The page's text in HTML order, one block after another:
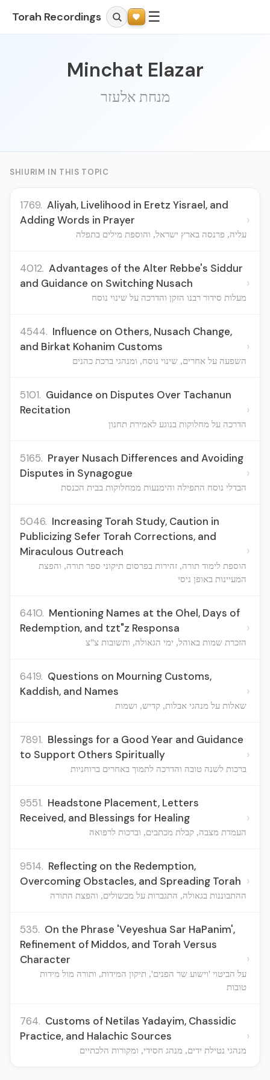
Torah Recordings ☰
Minchat Elazar
מנחת אלעזר
SHIURIM IN THIS TOPIC
1769. Aliyah, Livelihood in Eretz Yisrael, and
Adding Words in Prayer
עליה, פרנסה בארץ ישראל, והוספת מילים בתפלה
›
4012. Advantages of the Alter Rebbe's Siddur
and Guidance on Switching Nusach
מעלות סידור רבנו הזקן והדרכה על שינוי נוסח
›
4544. Influence on Others, Nusach Change,
and Birkat Kohanim Customs
השפעה על אחרים, שינוי נוסח, ומנהגי ברכת כהנים
›
5101. Guidance on Disputes Over Tachanun
Recitation
הדרכה על מחלוקות בנוגע לאמירת תחנון
›
5165. Prayer Nusach Differences and Avoiding
Disputes in Synagogue
הבדלי נוסח התפילה והימנעות ממחלוקות בבית הכנסת
›
5046. Increasing Torah Study, Caution in
Publicizing Sefer Torah Corrections, and
Miraculous Outreach
הוספת לימוד תורה, זהירות בפרסום תיקוני ספר תורה, והפצת
המעיינות באופן ניסי
›
6410. Mentioning Names at the Ohel, Days of
Redemption, and tzt"z Responsa
הזכרת שמות באוהל, ימי הגאולה, ותשובות צ"צ
›
6419. Questions on Mourning Customs,
Kaddish, and Names
שאלות על מנהגי אבלות, קדיש, ושמות
›
7891. Blessings for a Good Year and Guidance
to Support Others Spiritually
ברכות לשנה טובה והדרכה לתמוך באחרים ברוחניות
›
9551. Headstone Placement, Letters
Received, and Blessings for Healing
העמדת מצבה, קבלת מכתבים, וברכות לרפואה
›
9514. Reflecting on the Redemption,
Overcoming Obstacles, and Spreading Torah
ההתבוננות בגאולה, התגברות על מכשולים, והפצת התורה
›
535. On the Phrase 'Veyeshua Sar HaPanim',
Refinement of Middos, and Torah Versus
Character
על הביטוי 'וישוע שר הפנים', תיקון המידות, ותורה מול מידות
טובות
›
764. Customs of Netilas Yadayim, Chassidic
Practice, and Halachic Sources
מנהגי נטילת ידים, מנהג חסידי, ומקורות הלכתיים
›